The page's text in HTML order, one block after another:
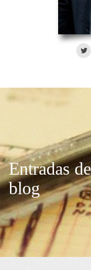
Entradas
blog